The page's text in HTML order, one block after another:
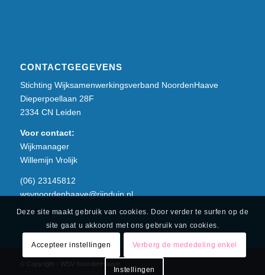
CONTACTGEGEVENS
Stichting Wijksamenwerkingsverband NoordenHaave
Dieperpoellaan 28F
2334 CN Leiden
Voor contact:
Wijkmanager
Willemijn Vrolijk
(06) 23145812
wsvnoordenhaave@rijnduin.nl
© Copyright - WSV NoordenHaave
Deze site maakt gebruik van cookies. Door verder te surfen op de
site gaat u akkoord met ons gebruik van cookies.
Accepteer instellingen Verberg de mededeling enkel
Instellingen